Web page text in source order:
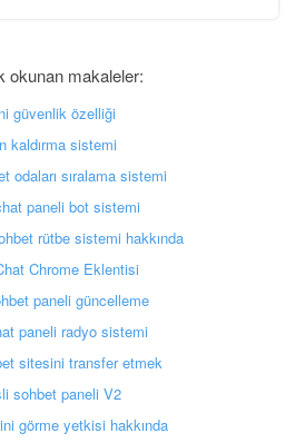
okunan makaleler:
güvenlik özelliği
kaldırma sistemi
odaları sıralama sistemi
paneli bot sistemi
rütbe sistemi hakkında
Chrome Eklentisi
paneli güncelleme
paneli radyo sistemi
sitesini transfer etmek
sohbet paneli V2
görme yetkisi hakkında